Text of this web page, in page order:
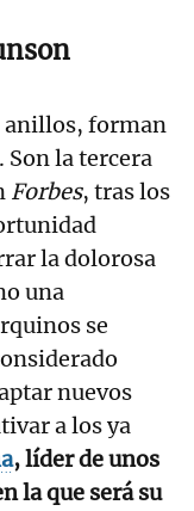
anillos, forman
. Son la tercera
Forbes, tras los
la dolorosa
una
se
nuevos
a los ya
, líder de unos
la que será su